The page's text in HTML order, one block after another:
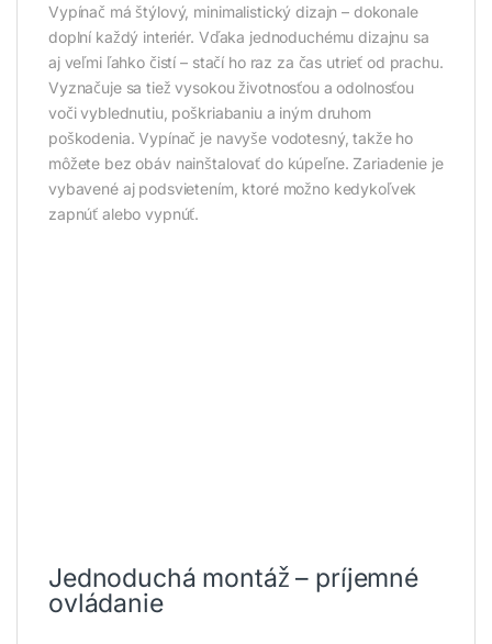
Vypínač má štýlový, minimalistický dizajn – dokonale
doplní každý interiér. Vďaka jednoduchému dizajnu sa
aj veľmi ľahko čistí – stačí ho raz za čas utrieť od prachu.
Vyznačuje sa tiež vysokou životnosťou a odolnosťou
voči vyblednutiu, poškriabaniu a iným druhom
poškodenia. Vypínač je navyše vodotesný, takže ho
môžete bez obáv nainštalovať do kúpeľne. Zariadenie je
vybavené aj podsvietením, ktoré možno kedykoľvek
zapnúť alebo vypnúť.
Jednoduchá montáž – príjemné
ovládanie